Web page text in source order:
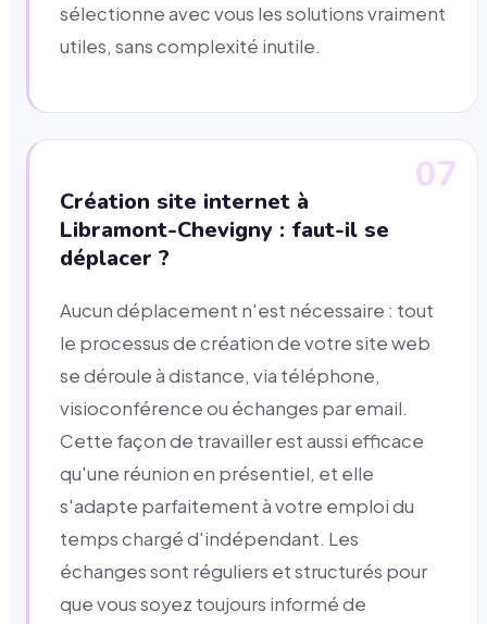
sélectionne avec vous les solutions vraiment
utiles, sans complexité inutile.
07
Création site internet à
Libramont-Chevigny : faut-il se
déplacer ?
Aucun déplacement n'est nécessaire : tout
le processus de création de votre site web
se déroule à distance, via téléphone,
visioconférence ou échanges par email.
Cette façon de travailler est aussi efficace
qu'une réunion en présentiel, et elle
s'adapte parfaitement à votre emploi du
temps chargé d'indépendant. Les
échanges sont réguliers et structurés pour
que vous soyez toujours informé de